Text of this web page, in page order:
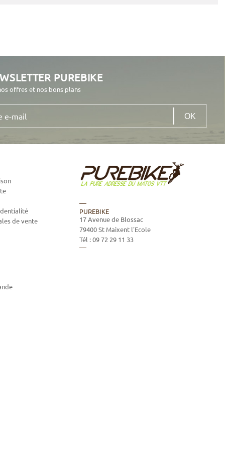
PUREBIKE
offres et nos bons plans
de vente
PUREBIKE
17 Avenue de Blossac
79400St Maixent l'Ecole
Tél :09 72 29 11 33